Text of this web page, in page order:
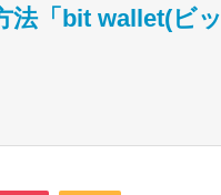
法「bit wallet(ビ